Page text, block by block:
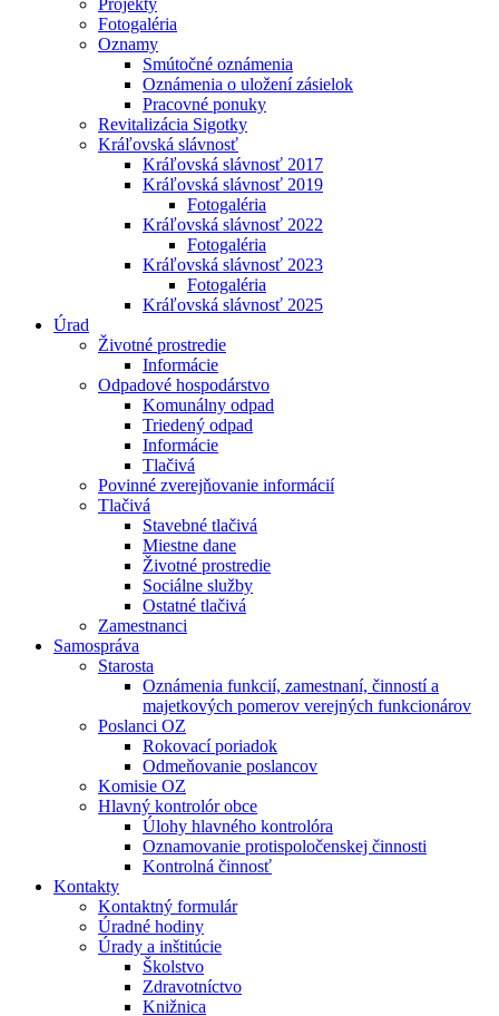
Projekty
Fotogaléria
Oznamy
Smútočné oznámenia
Oznámenia o uložení zásielok
Pracovné ponuky
Revitalizácia Sigotky
Kráľovská slávnosť
Kráľovská slávnosť 2017
Kráľovská slávnosť 2019
Fotogaléria
Kráľovská slávnosť 2022
Fotogaléria
Kráľovská slávnosť 2023
Fotogaléria
Kráľovská slávnosť 2025
Úrad
Životné prostredie
Informácie
Odpadové hospodárstvo
Komunálny odpad
Triedený odpad
Informácie
Tlačivá
Povinné zverejňovanie informácií
Tlačivá
Stavebné tlačivá
Miestne dane
Životné prostredie
Sociálne služby
Ostatné tlačivá
Zamestnanci
Samospráva
Starosta
Oznámenia funkcií, zamestnaní, činností a
majetkových pomerov verejných funkcionárov
Poslanci OZ
Rokovací poriadok
Odmeňovanie poslancov
Komisie OZ
Hlavný kontrolór obce
Úlohy hlavného kontrolóra
Oznamovanie protispoločenskej činnosti
Kontrolná činnosť
Kontakty
Kontaktný formulár
Úradné hodiny
Úrady a inštitúcie
Školstvo
Zdravotníctvo
Knižnica